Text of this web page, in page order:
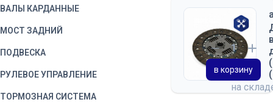
ВАЛЫ КАРДАННЫЕ
МОСТ ЗАДНИЙ
ПОДВЕСКА
РУЛЕВОЕ УПРАВЛЕНИЕ
ТОРМОЗНАЯ СИСТЕМА
на
в корзину